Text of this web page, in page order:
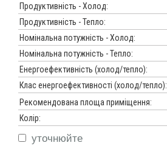
Продуктивність - Холод:
Продуктивність - Тепло:
Номінальна потужність - Холод:
Номінальна потужність - Тепло:
Енергоефективність (холод/тепло):
Клас енергоефективності (холод/тепло):
Рекомендована площа приміщення:
Колір:
уточнюйте